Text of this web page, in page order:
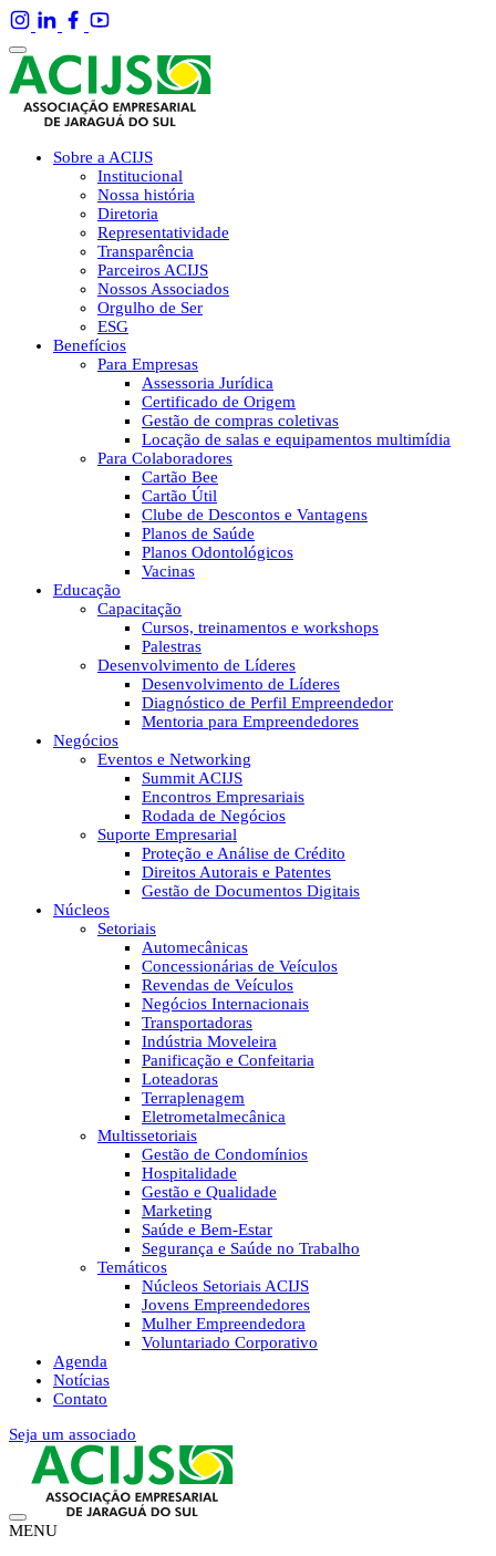
Sobre a ACIJS
Institucional
Nossa história
Diretoria
Representatividade
Transparência
Parceiros ACIJS
Nossos Associados
Orgulho de Ser
ESG
Benefícios
Para Empresas
Assessoria Jurídica
Certificado de Origem
Gestão de compras coletivas
Locação de salas e equipamentos multimídia
Para Colaboradores
Cartão Bee
Cartão Útil
Clube de Descontos e Vantagens
Planos de Saúde
Planos Odontológicos
Vacinas
Educação
Capacitação
Cursos, treinamentos e workshops
Palestras
Desenvolvimento de Líderes
Desenvolvimento de Líderes
Diagnóstico de Perfil Empreendedor
Mentoria para Empreendedores
Negócios
Eventos e Networking
Summit ACIJS
Encontros Empresariais
Rodada de Negócios
Suporte Empresarial
Proteção e Análise de Crédito
Direitos Autorais e Patentes
Gestão de Documentos Digitais
Núcleos
Setoriais
Automecânicas
Concessionárias de Veículos
Revendas de Veículos
Negócios Internacionais
Transportadoras
Indústria Moveleira
Panificação e Confeitaria
Loteadoras
Terraplenagem
Eletrometalmecânica
Multissetoriais
Gestão de Condomínios
Hospitalidade
Gestão e Qualidade
Marketing
Saúde e Bem-Estar
Segurança e Saúde no Trabalho
Temáticos
Núcleos Setoriais ACIJS
Jovens Empreendedores
Mulher Empreendedora
Voluntariado Corporativo
Agenda
Notícias
Contato
Seja um associado
MENU